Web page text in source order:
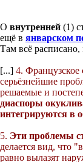
О внутренней (1)
ещё в январском
Там всё
[...] 4. Французское
серьёзнейшие
решаемые и
диаспоры
интегрируются в
5. Эти проблемы
делается вид, что
равно вылазят